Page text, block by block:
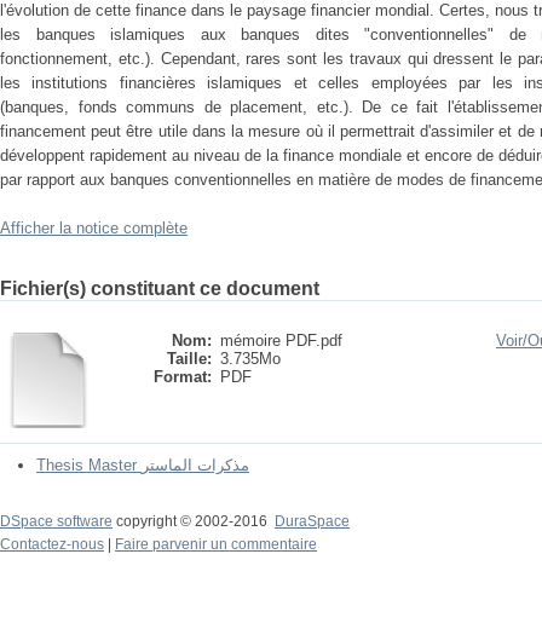
l'évolution de cette finance dans le paysage financier mondial. Certes, nous
les banques islamiques aux banques dites "conventionnelles" de
fonctionnement, etc.). Cependant, rares sont les travaux qui dressent le
les institutions financières islamiques et celles employées par les
(banques, fonds communs de placement, etc.). De ce fait
financement peut être utile dans la mesure où il permettrait d'assimiler et
développent rapidement au niveau de la finance mondiale et encore de
par rapport aux banques conventionnelles en matière de modes de
Afficher la notice complète
Fichier(s) constituant ce document
Nom: mémoire PDF.pdf
Taille: 3.735Mo
Format:
PDF
Voir/
Thesis Master مذكرات الماستر
DSpace software copyright © 2002-2016
DuraSpace
Contactez-nous
Faire parvenir un commentaire